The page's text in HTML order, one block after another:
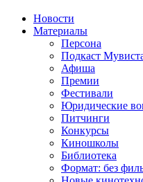
Новости
Материалы
Персона
Подкаст
Афиша
Премии
Фестивали
Юридические
Питчинги
Конкурсы
Киношколы
Библиотека
Формат: без